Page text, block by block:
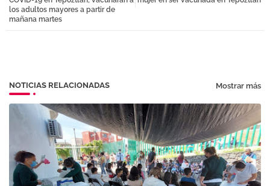
los adultos mayores a partir de
mañana martes
NOTICIAS RELACIONADAS Mostrar más